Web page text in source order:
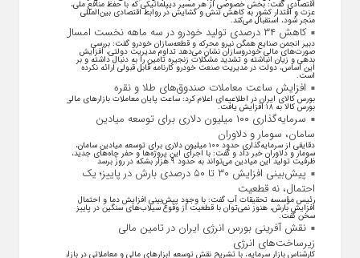
اقتصادی گفت: بخش خصوصی از هر مسیر دیپلماتیکی که با حفظ منافع ملی،
عزت و اقتدار کشور به کاهش تنش و گشایش در روابط اقتصادی بین‌المللی
منجر شود، استقبال می‌کند.
کاهش ۳۴ درصدی تولید خودرو در سه ماهه نخست امسال
دبیر انجمن صنایع همگن نیرو محرکه و قطعه‌سازان خودرو گفت: بررسی
صورت‌های مالی خودروسازان نشان می‌دهد تداوم مدیریت دولتی، افزایش
بدهی و زیان انباشته و تشدید مشکلات زنجیره تامین را به دنبال داشته و بر
این اساس، دولت در مدیریت صنعت خودرو کارنامه قابل قبولی ارائه نکرده
است.
افزایش ساعت معاملات صندوق‌های طلا و نقره
بورس کالای ایران در اطلاعیه‌ای اعلام کرد: ساعت پایان معاملات بازار‌های مالی
بورس کالا به ۱۸ افزایش یافت.
سرمایه‌گذاری ۱۰۰ میلیون دلاری برای توسعه میادین
سامان، سومار و دلاوران
دقایقی از سرمایه‌گذاری حدود ۱۰۰ میلیون دلاری برای توسعه میادین سامان،
سومار و دلاوران خبر داد و گفت: با اجرای این پروژه‌ها و حفر چاه‌های جدید،
ظرفیت تولید این میادین می‌تواند به حدود ۹ هزار بشکه در روز برسد
پیش‌بینی افزایش ۳۰ تا ۵۰ درصدی بارش در پاییز؛ یک
احتمال، نه قطعیت
رئیس مؤسسه تحقیقات آب گفت: با وجود پیش‌بینی افزایش دما و احتمال
افزایش بارش، هنوز نمی‌توان با قطعیت از وقوع سیلاب‌های سنگین در پاییز
سخن گفت.
نقش آفرینی بورس انرژی ایران در تامین مالی
زیرساخت‌های انرژی
کارشناس بازار سرمایه، با تشریح نقش توسعه ابزار‌های مالی و معاملاتی در بازار